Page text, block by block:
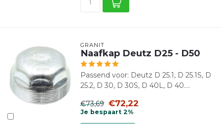
GRANIT
Naafkap Deutz D25 - D50
Passend voor: Deutz D 25.1, D 25.1S, D
25.2, D 30, D 30S, D 40L, D 40....
€73,69 €72,22
Je bespaart 2%